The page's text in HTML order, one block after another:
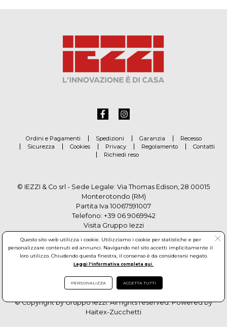
Ordini e Pagamenti Spedizioni Garanzia
Recesso
Sicurezza
Cookies Privacy Regolamento
Contatti
Richiedi reso
© IEZZI & Co srl - Sede Legale: Via Thomas Edison, 28 00015
Monterotondo (RM)
Partita Iva 10067591007
Telefono: +39 06 9069942
Visita Gruppo Iezzi
© Copyright by Gruppo Iezzi. All rights reserved. Powered by
Haitex-Zucchetti
Questo sito web utilizza i cookie. Utilizziamo i cookie per statistiche e per
personalizzare contenuti ed annunci. Navigando nel sito accetti implicitamente il
loro utilizzo. Chiudendo questa finestra, il consenso è da considerarsi negato.
Leggi l'informativa completa qui.
PERSONALIZZA ACCETTA TUTTI